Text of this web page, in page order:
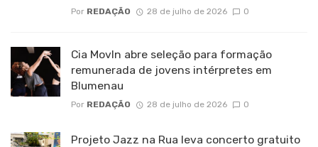
Por REDAÇÃO 28 de julho de 2026 0
Cia MovIn abre seleção para formação
remunerada de jovens intérpretes em
Blumenau
Por REDAÇÃO 28 de julho de 2026 0
Projeto Jazz na Rua leva concerto gratuito